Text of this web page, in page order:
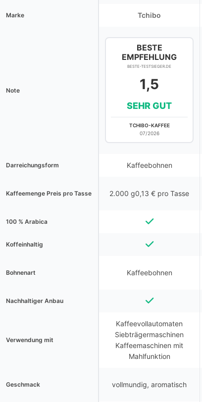
Marke Tchibo
Note
BESTE
EMPFEHLUNG
BESTE-TESTSIEGER.DE
1,5
SEHR GUT
TCHIBO-KAFFEE
07/2026
Darreichungsform Kaffeebohnen
Kaffeemenge Preis pro Tasse 2.000 g0,13 € pro Tasse
100 % Arabica
Koffeinhaltig
Bohnenart Kaffeebohnen
Nachhaltiger Anbau
Verwendung mit
Kaffeevollautomaten
Siebträgermaschinen
Kaffeemaschinen mit
Mahlfunktion
Geschmack vollmundig, aromatisch